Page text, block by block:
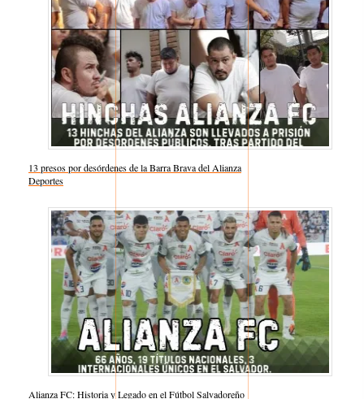
13 presos por desórdenes de la Barra Brava del Alianza
Respecto a
Deportes
Alianza FC: Historia y Legado en el Fútbol Salvadoreño